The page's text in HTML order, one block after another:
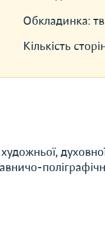
Обкладинка:
Кількість